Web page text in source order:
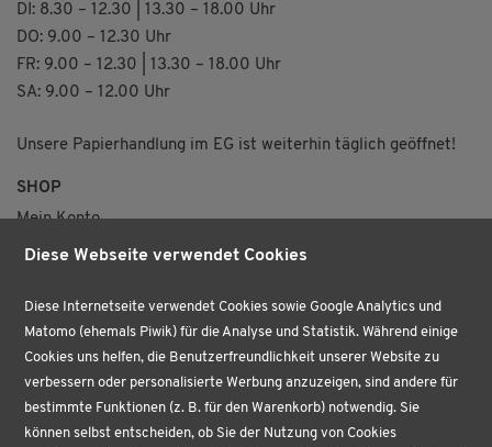
DI: 8.30 – 12.30 | 13.30 – 18.00 Uhr
DO: 9.00 – 12.30 Uhr
FR: 9.00 – 12.30 | 13.30 – 18.00 Uhr
SA: 9.00 – 12.00 Uhr
Unsere Papierhandlung im EG ist weiterhin täglich geöffnet!
SHOP
Mein Konto
Merkzettel
VERTRAG WIDERRUFEN
VERTRAG WIDERRUFEN
AKTUELLES
BÜROPROFI
Diese Webseite verwendet Cookies
Diese Internetseite verwendet Cookies sowie Google Analytics und
Matomo (ehemals Piwik) für die Analyse und Statistik. Während einige
Cookies uns helfen, die Benutzerfreundlichkeit unserer Website zu
verbessern oder personalisierte Werbung anzuzeigen, sind andere für
bestimmte Funktionen (z. B. für den Warenkorb) notwendig. Sie
können selbst entscheiden, ob Sie der Nutzung von Cookies